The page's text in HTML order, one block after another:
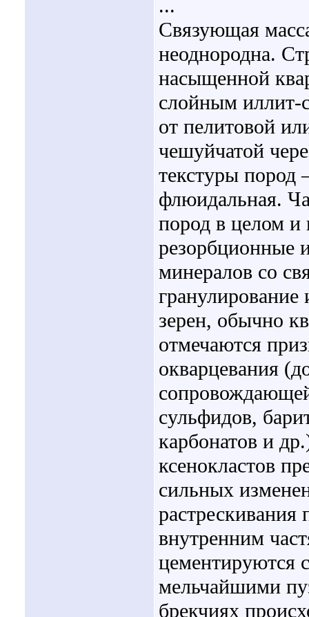
...
Связующая
неоднородна.
насыщенной
слойным иллит-
от пелитовой
чешуйчатой
текстуры пород
флюидальная.
пород в целом и
резорбционные
минералов со
зерен, обычно
отмечаются
окварцевания
сульфидов,
карбонатов и
ксенокластов
сильных
внутренним
цементируются
мельчайшими
брекчиях